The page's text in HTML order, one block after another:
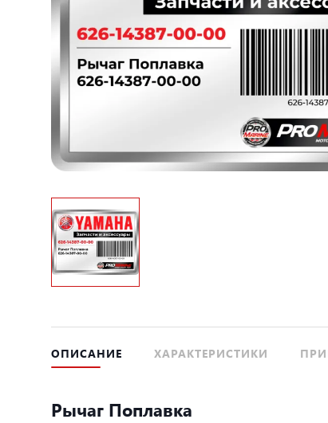
ОПИСАНИЕ ХАРАКТЕРИСТИКИ
Рычаг Поплавка